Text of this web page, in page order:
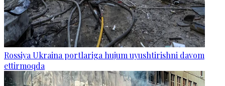
Rossiya Ukraina portlariga hujum uyushtirishni davom
ettirmoqda